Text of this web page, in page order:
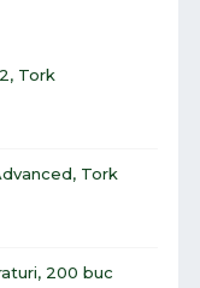
Tork
Tork
200 buc